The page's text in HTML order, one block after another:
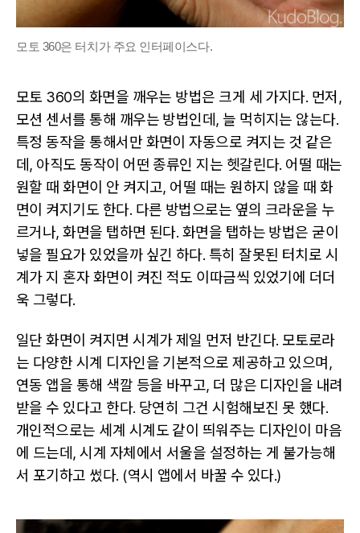
모토 360은 터치가 주요 인터페이스다.
모토 360의 화면을 깨우는 방법은 크게 세 가지다. 먼저,
모션 센서를 통해 깨우는 방법인데, 늘 먹히지는 않는다.
특정 동작을 통해서만 화면이 자동으로 켜지는 것 같은
데, 아직도 동작이 어떤 종류인 지는 헷갈린다. 어떨 때는
원할 때 화면이 안 켜지고, 어떨 때는 원하지 않을 때 화
면이 켜지기도 한다. 다른 방법으로는 옆의 크라운을 누
르거나, 화면을 탭하면 된다. 화면을 탭하는 방법은 굳이
넣을 필요가 있었을까 싶긴 하다. 특히 잘못된 터치로 시
계가 지 혼자 화면이 켜진 적도 이따금씩 있었기에 더더
욱 그렇다.
일단 화면이 켜지면 시계가 제일 먼저 반긴다. 모토로라
는 다양한 시계 디자인을 기본적으로 제공하고 있으며,
연동 앱을 통해 색깔 등을 바꾸고, 더 많은 디자인을 내려
받을 수 있다고 한다. 당연히 그건 시험해보진 못 했다.
개인적으로는 세계 시계도 같이 띄워주는 디자인이 마음
에 드는데, 시계 자체에서 서울을 설정하는 게 불가능해
서 포기하고 썼다. (역시 앱에서 바꿀 수 있다.)